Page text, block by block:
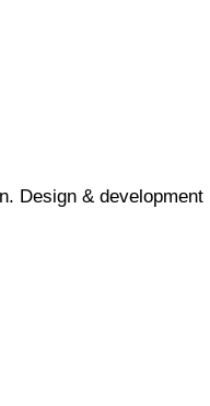
Design & development